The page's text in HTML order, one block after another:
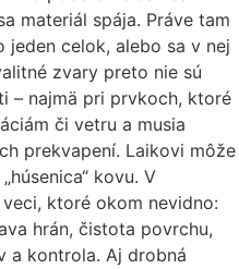
materiál spája. Práve tam
jeden celok, alebo sa v nej
zvary preto nie sú
– najmä pri prvkoch, ktoré
či vetru a musia
prekvapení. Laikovi môže
kovu. V
ktoré okom nevidno:
hrán, čistota povrchu,
a kontrola. Aj drobná